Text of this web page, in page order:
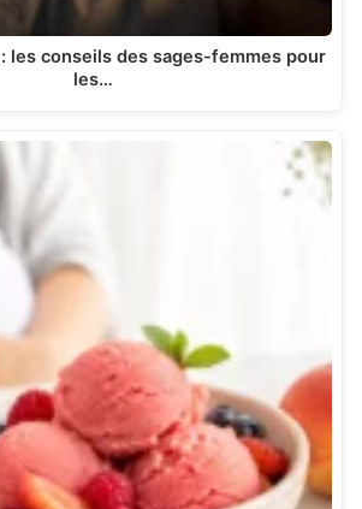
les conseils des sages-femmes pour
les…